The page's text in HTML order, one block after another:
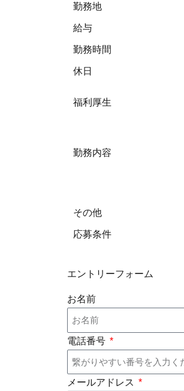
勤務地
給与
勤務時間
休日
福利厚生
勤務内容
その他
応募条件
エントリーフォーム
お名前
電話番号
メールアドレス